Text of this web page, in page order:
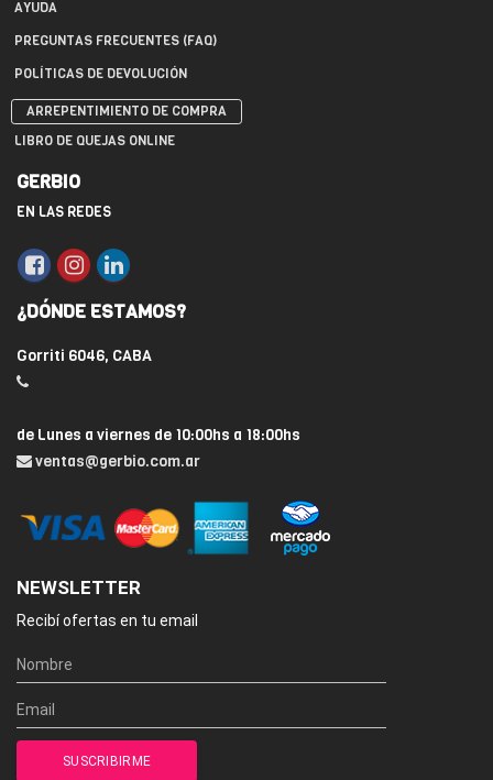
AYUDA
PREGUNTAS FRECUENTES (FAQ)
POLÍTICAS DE DEVOLUCIÓN
ARREPENTIMIENTO DE COMPRA
LIBRO DE QUEJAS ONLINE
GERBIO
EN LAS REDES
¿DÓNDE ESTAMOS?
Gorriti 6046, CABA
de Lunes a viernes de 10:00hs a 18:00hs
ventas@gerbio.com.ar
NEWSLETTER
Recibí ofertas en tu email